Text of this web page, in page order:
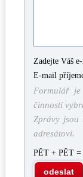
Zadejte Váš
E-mail
Formulář
činností
Zprávy jsou
adresátovi.
PĚT + PĚT =
odeslat